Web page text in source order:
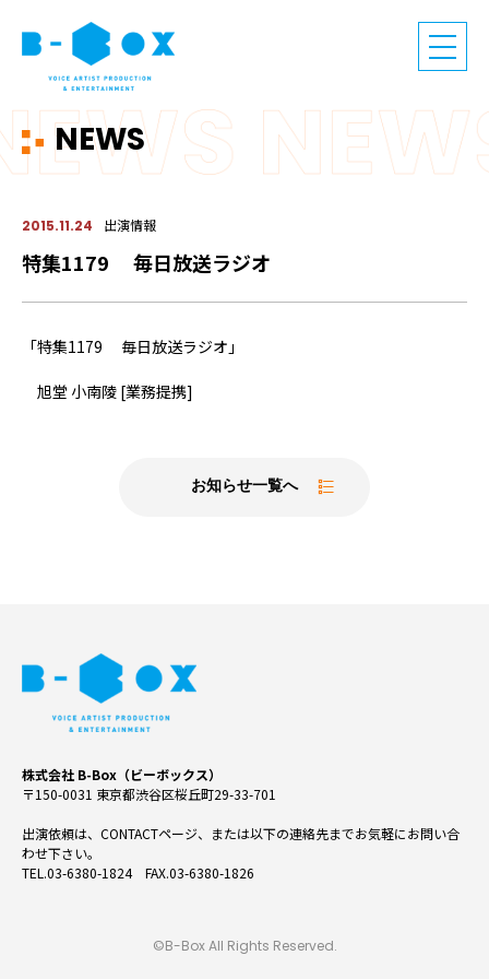
NEWS
2015.11.24 出演情報
特集1179 毎日放送ラジオ
「特集1179 毎日放送ラジオ」
旭堂 小南陵 [業務提携]
お知らせ一覧へ
株式会社 B-Box（ビーボックス）
〒150-0031 東京都渋谷区桜丘町29-33-701
出演依頼は、CONTACTページ、または以下の連絡先までお気軽にお問い合
わせ下さい。
TEL.03-6380-1824 FAX.03-6380-1826
©B-Box All Rights Reserved.